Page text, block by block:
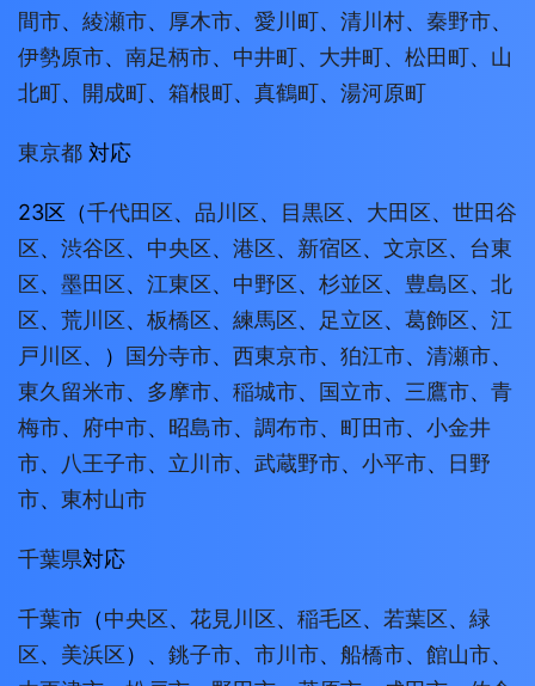
間市、 綾瀬市、 厚木市、 愛川町、 清川村、 秦野市、
伊勢原市、 南足柄市、 中井町、 大井町、 松田町、 山
北町、 開成町、 箱根町、 真鶴町、 湯河原町
東京都 対応
23区（千代田区、 品川区、 目黒区、 大田区、 世田谷
区、 渋谷区、 中央区、 港区、 新宿区、 文京区、 台東
区、 墨田区、 江東区、 中野区、 杉並区、 豊島区、 北
区、 荒川区、 板橋区、 練馬区、 足立区、 葛飾区、 江
戸川区、） 国分寺市、 西東京市、 狛江市、 清瀬市、
東久留米市、 多摩市、 稲城市、 国立市、 三鷹市、 青
梅市、 府中市、 昭島市、 調布市、 町田市、 小金井
市、 八王子市、 立川市、 武蔵野市、 小平市、
日野
市、 東村山市
千葉県対応
千葉市 （中央区、 花見川区、 稲毛区、 若葉区、 緑
区、 美浜区）、 銚子市、 市川市、 船橋市、 館山市、